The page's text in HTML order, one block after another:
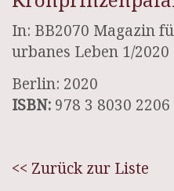
In: BB2070 Magazin
urbanes Leben 1/2020
Berlin: 2020
ISBN: 978 3 8030 2206
<< Zurück zur Liste